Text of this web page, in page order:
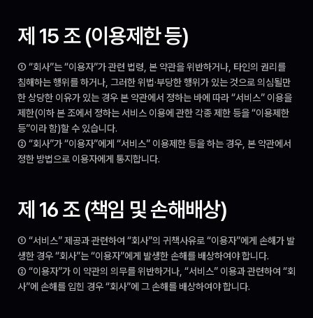
제 15 조 (이용제한 등)
① “회사”는 “이용자”가 관련 법령, 본 약관을 위반하거나, 타인의 권리를
침해하는 행위를 하거나, 그러한 위법·부당한 행위가 있는 것으로 의심될만
한 상당한 이유가 있는 경우 본 약관에서 정하는 바에 따라 “서비스” 이용을
제한(이하 본 조에서 정하는 서비스 이용에 관한 각종 제한 등을 “이용제한
등”이라 함)할 수 있습니다.
② “회사”가 “이용자”에게 “서비스” 이용제한 등을 하는 경우, 본 약관에서
정한 방법으로 이용자에게 통지합니다.
제 16 조 (책임 및 손해배상)
① “서비스” 제공과 관련하여 “회사”의 귀책사유로 “이용자”에게 손해가 발
생한 경우 “회사”는 “이용자”에게 발생한 손해를 배상하여야 합니다.
② “이용자”가 이 약관의 의무를 위반하거나, “서비스” 이용과 관련하여 “회
사”에 손해를 입힌 경우 “회사”에 그 손해를 배상하여야 합니다.